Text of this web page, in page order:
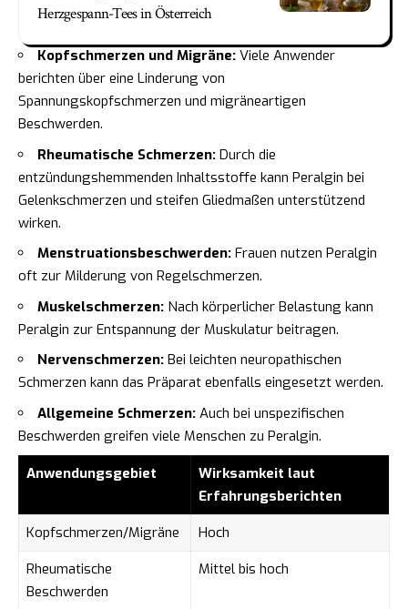
Herzgespann-Tees in Österreich
Kopfschmerzen und Migräne: Viele Anwender
berichten über eine Linderung von
Spannungskopfschmerzen und migräneartigen
Beschwerden.
Rheumatische Schmerzen: Durch die
entzündungshemmenden Inhaltsstoffe kann Peralgin bei
Gelenkschmerzen und steifen Gliedmaßen unterstützend
wirken.
Menstruationsbeschwerden: Frauen nutzen Peralgin
oft zur Milderung von Regelschmerzen.
Muskelschmerzen: Nach körperlicher Belastung kann
Peralgin zur Entspannung der Muskulatur beitragen.
Nervenschmerzen: Bei leichten neuropathischen
Schmerzen kann das Präparat ebenfalls eingesetzt werden.
Allgemeine Schmerzen: Auch bei unspezifischen
Beschwerden greifen viele Menschen zu Peralgin.
Anwendungsgebiet
Wirksamkeit laut
Erfahrungsberichten
Kopfschmerzen/Migräne
Hoch
Rheumatische
Beschwerden
Mittel bis hoch